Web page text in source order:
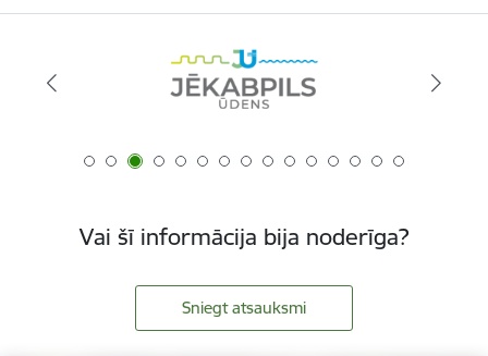
Vai šī informācija bija noderīga?
Sniegt atsauksmi